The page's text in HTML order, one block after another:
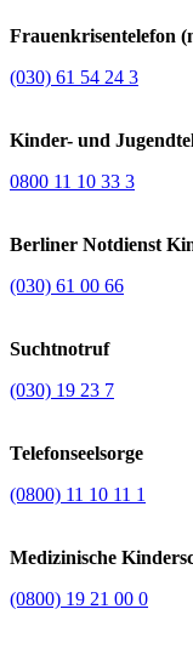
Frauenkrisentelefon
(030) 61 54 24 3
Kinder- und
0800 11 10 33 3
Berliner Notdienst
(030) 61 00 66
Suchtnotruf
(030) 19 23 7
Telefonseelsorge
(0800) 11 10 11 1
Medizinische
(0800) 19 21 00 0